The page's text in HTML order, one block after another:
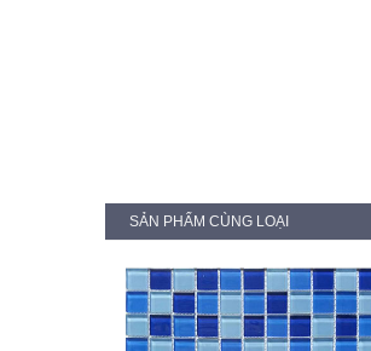
SẢN PHẨM CÙNG LOẠI